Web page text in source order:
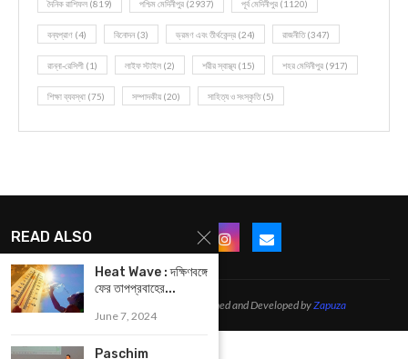
দৈনিক রাশিফল (819) পশ্চিম মেদিনীপুর (2937) পূর্ব মেদিনীপুর (1120)
বন্যপ্রাণ (4) বিনোদন(3) ভ্রমণ এবং তীর্থকেন্দ্র (24) রাজনীতি(347)
রান্না-রেসিপী (1) লাইফ স্টাইল (2) শরীর স্বাস্থ্য (15) শহর মেদিনীপুর (917)
শিক্ষা ব্যবস্থা (75) সম্পাদকীয় (20) সাহিত্য ও সংস্কৃতি(5)
@2021 - All Right Reserved. Designed and Developed by Zapuza
READ ALSO
Heat Wave : দক্ষিণবঙ্গে
ফের তাপপ্রবাহের...
June 7, 2024
Paschim